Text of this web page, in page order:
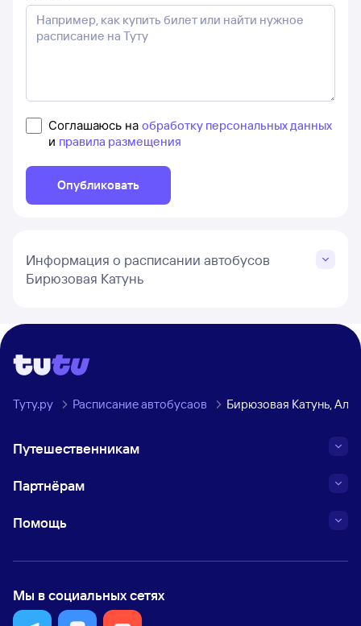
Соглашаюсь на обработку персональных данных
и правила размещения
Опубликовать
Информация о расписании автобусов
Бирюзовая Катунь
Туту.ру Расписание автобусаов Бирюзовая Катунь,
Путешественникам
Партнёрам
Помощь
Мы в социальных сетях